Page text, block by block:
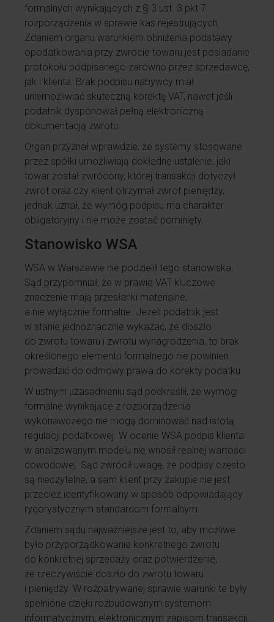
formalnych wynikających z § 3 ust. 3 pkt 7
rozporządzenia w sprawie kas rejestrujących.
Zdaniem organu warunkiem obniżenia podstawy
opodatkowania przy zwrocie towaru jest posiadanie
protokołu podpisanego zarówno przez sprzedawcę,
jak i klienta. Brak podpisu nabywcy miał
uniemożliwiać skuteczną korektę VAT, nawet jeśli
podatnik dysponował pełną elektroniczną
dokumentacją zwrotu.
Organ przyznał wprawdzie, że systemy stosowane
przez spółki umożliwiają dokładne ustalenie, jaki
towar został zwrócony, której transakcji dotyczył
zwrot oraz czy klient otrzymał zwrot pieniędzy,
jednak uznał, że wymóg podpisu ma charakter
obligatoryjny i nie może zostać pominięty.
Stanowisko WSA
WSA w Warszawie nie podzielił tego stanowiska.
Sąd przypomniał, że w prawie VAT kluczowe
znaczenie mają przesłanki materialne,
a nie wyłącznie formalne. Jeżeli podatnik jest
w stanie jednoznacznie wykazać, że doszło
do zwrotu towaru i zwrotu wynagrodzenia, to brak
określonego elementu formalnego nie powinien
prowadzić do odmowy prawa do korekty podatku.
W ustnym uzasadnieniu sąd podkreślił, że wymogi
formalne wynikające z rozporządzenia
wykonawczego nie mogą dominować nad istotą
regulacji podatkowej. W ocenie WSA podpis klienta
w analizowanym modelu nie wnosił realnej wartości
dowodowej. Sąd zwrócił uwagę, że podpisy często
są nieczytelne, a sam klient przy zakupie nie jest
przecież identyfikowany w sposób odpowiadający
rygorystycznym standardom formalnym.
Zdaniem sądu najważniejsze jest to, aby możliwe
było przyporządkowanie konkretnego zwrotu
do konkretnej sprzedaży oraz potwierdzenie,
że rzeczywiście doszło do zwrotu towaru
i pieniędzy. W rozpatrywanej sprawie warunki te były
spełnione dzięki rozbudowanym systemom
informatycznym, elektronicznym zapisom transakcji,